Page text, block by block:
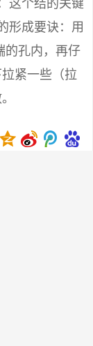
这个结的关键
形成要诀：用
的孔内，再仔
紧一些（拉